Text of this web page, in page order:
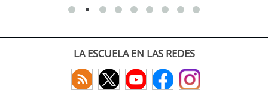
LA ESCUELA EN LAS REDES